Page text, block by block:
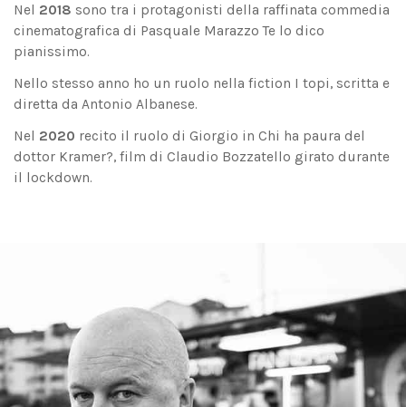
Nel 2018 sono tra i protagonisti della raffinata commedia
cinematografica di Pasquale Marazzo Te lo dico
pianissimo.
Nello stesso anno ho un ruolo nella fiction I topi, scritta e
diretta da Antonio Albanese.
Nel 2020 recito il ruolo di Giorgio in Chi ha paura del
dottor Kramer?, film di Claudio Bozzatello girato durante
il lockdown.